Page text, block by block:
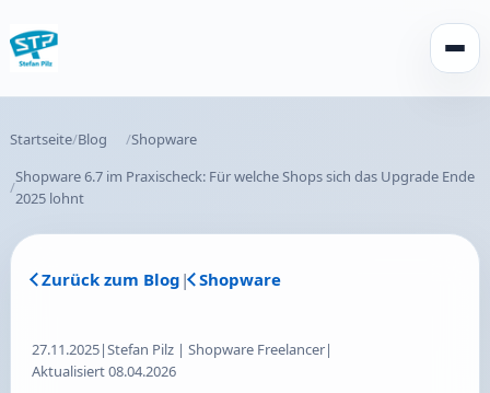
Startseite Blog
Shopware
Shopware 6.7 im Praxischeck: Für welche Shops sich das Upgrade Ende
2025 lohnt
Zurück zum Blog | Shopware
27.11.2025|Stefan Pilz | Shopware Freelancer|
Aktualisiert 08.04.2026